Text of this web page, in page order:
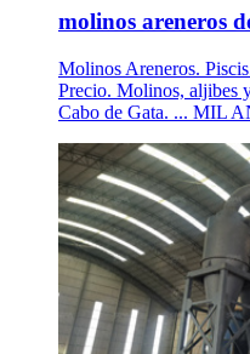
molinos areneros
Molinos Areneros.
Precio. Molinos, aljibes
Cabo de Gata. ... MIL